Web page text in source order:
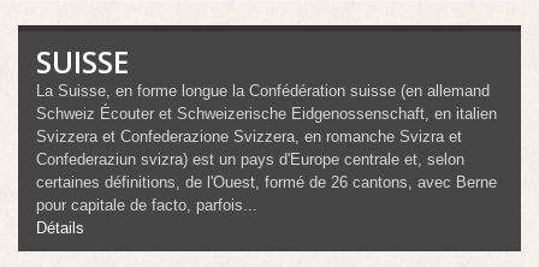
SUISSE
La Suisse, en forme longue la Confédération suisse (en allemand
Schweiz Écouter et Schweizerische Eidgenossenschaft, en italien
Svizzera et Confederazione Svizzera, en romanche Svizra et
Confederaziun svizra) est un pays d'Europe centrale et, selon
certaines définitions, de l'Ouest, formé de 26 cantons, avec Berne
pour capitale de facto, parfois...
Détails